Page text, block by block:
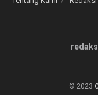
© 2023